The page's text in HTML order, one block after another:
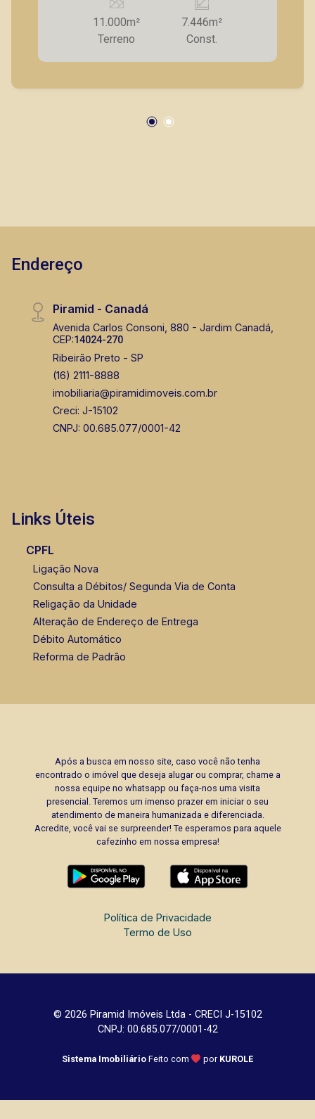
para locação, cada um com 3.200 m²; - Guarita; -
Frente com acabamento em vidro; - Escritório
com 920 m², contendo 10 salas amplas; -
Sacada com vista livre para Rodovia
Entrada e saída para caminhões; - Diversas
acesso pela principal Rodovia, Anhanguera, que
segurança, em locação, vendas de imóveis
lançamentos da cidade de Ribeirão Preto.
11.000m²
Terreno
7.446m²
Const.
Endereço
Piramid - Canadá
Avenida Carlos Consoni, 880 - Jardim Canadá,
CEP:14024-270
Ribeirão Preto - SP
(16) 2111-8888
imobiliaria@piramidimoveis.com.br
Creci: J-15102
CNPJ: 00.685.077/0001-42
Links Úteis
CPFL
Ligação Nova
Consulta a Débitos/ Segunda Via de Conta
Religação da Unidade
Alteração de Endereço de Entrega
Débito Automático
Reforma de Padrão
Após a busca em nosso site, caso você não tenha
encontrado o imóvel que deseja alugar ou comprar, chame a
nossa equipe no whatsapp ou faça-nos uma visita
presencial. Teremos um imenso prazer em iniciar o seu
atendimento de maneira humanizada e diferenciada.
Acredite, você vai se surpreender! Te esperamos para aquele
cafezinho em nossa empresa!
Política de Privacidade
Termo de Uso
© 2026 Piramid Imóveis Ltda - CRECI J-15102
CNPJ: 00.685.077/0001-42
Sistema Imobiliário Feito com por KUROLE